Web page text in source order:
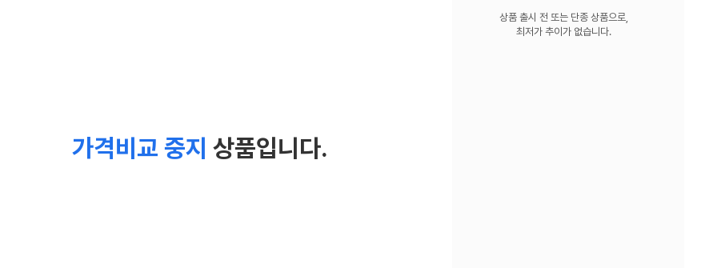
가격비교 중지 상품입니다.
상품 출시 전 또는 단종 상품으로,
최저가 추이가 없습니다.